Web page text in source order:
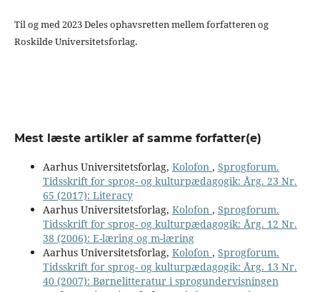
Til og med 2023 Deles ophavsretten mellem forfatteren og
Roskilde Universitetsforlag.
Mest læste artikler af samme forfatter(e)
Aarhus Universitetsforlag, Kolofon , Sprogforum.
Tidsskrift for sprog- og kulturpædagogik: Årg. 23 Nr.
65 (2017): Literacy
Aarhus Universitetsforlag, Kolofon , Sprogforum.
Tidsskrift for sprog- og kulturpædagogik: Årg. 12 Nr.
38 (2006): E-læring og m-læring
Aarhus Universitetsforlag, Kolofon , Sprogforum.
Tidsskrift for sprog- og kulturpædagogik: Årg. 13 Nr.
40 (2007): Børnelitteratur i sprogundervisningen